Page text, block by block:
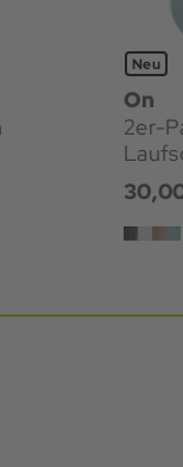
Neu
On
2er-